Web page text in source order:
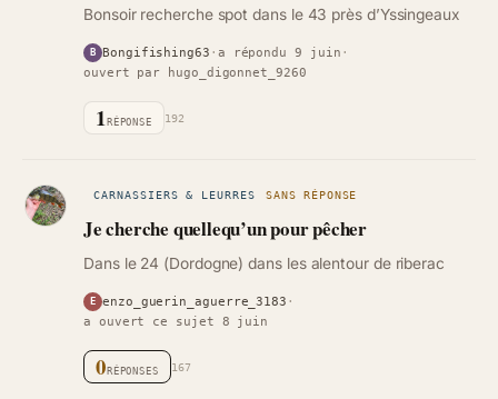
Bonsoir recherche spot dans le 43 près d’Yssingeaux
B Bongifishing63 · a répondu 9 juin ·
ouvert par hugo_digonnet_9260
1 RÉPONSE 192
CARNASSIERS & LEURRES SANS RÉPONSE
Je cherche quellequ’un pour pêcher
Dans le 24 (Dordogne) dans les alentour de riberac
E enzo_guerin_aguerre_3183 ·
a ouvert ce sujet 8 juin
0 RÉPONSES 167